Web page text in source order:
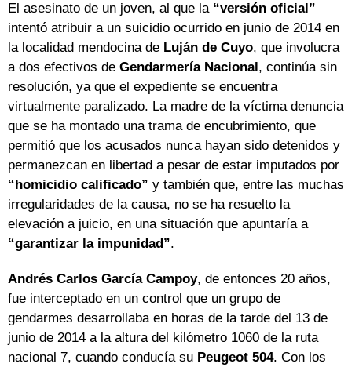
El asesinato de un joven, al que la “versión oficial”
intentó atribuir a un suicidio ocurrido en junio de 2014 en
la localidad mendocina de Luján de Cuyo, que involucra
a dos efectivos de Gendarmería Nacional, continúa sin
resolución, ya que el expediente se encuentra
virtualmente paralizado. La madre de la víctima denuncia
que se ha montado una trama de encubrimiento, que
permitió que los acusados nunca hayan sido detenidos y
permanezcan en libertad a pesar de estar imputados por
“homicidio calificado” y también que, entre las muchas
irregularidades de la causa, no se ha resuelto la
elevación a juicio, en una situación que apuntaría a
“garantizar la impunidad”.
Andrés Carlos García Campoy, de entonces 20 años,
fue interceptado en un control que un grupo de
gendarmes desarrollaba en horas de la tarde del 13 de
junio de 2014 a la altura del kilómetro 1060 de la ruta
nacional 7, cuando conducía su Peugeot 504. Con los